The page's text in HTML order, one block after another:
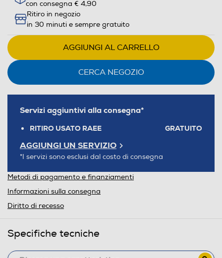
con consegna € 4,90
Ritiro in negozio
in 30 minuti e sempre gratuito
AGGIUNGI AL CARRELLO
CERCA NEGOZIO
Servizi aggiuntivi alla consegna*
RITIRO USATO RAEE GRATUITO
AGGIUNGI UN SERVIZIO
*I servizi sono esclusi dal costo di consegna
Metodi di pagamento e finanziamenti
Informazioni sulla consegna
Diritto di recesso
Specifiche tecniche